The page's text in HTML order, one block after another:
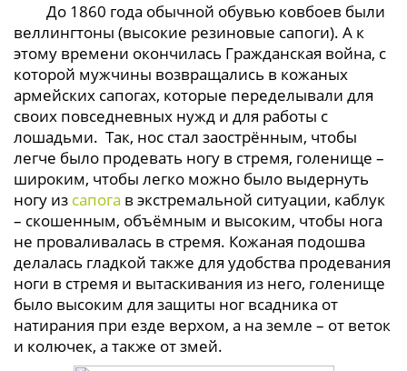
До 1860 года обычной обувью ковбоев были
веллингтоны (высокие резиновые сапоги). А к
этому времени окончилась Гражданская война, с
которой мужчины возвращались в кожаных
армейских сапогах, которые переделывали для
своих повседневных нужд и для работы с
лошадьми. Так, нос стал заострённым, чтобы
легче было продевать ногу в стремя, голенище –
широким, чтобы легко можно было выдернуть
ногу из сапога в экстремальной ситуации, каблук
– скошенным, объёмным и высоким, чтобы нога
не проваливалась в стремя. Кожаная подошва
делалась гладкой также для удобства продевания
ноги в стремя и вытаскивания из него, голенище
было высоким для защиты ног всадника от
натирания при езде верхом, а на земле – от веток
и колючек, а также от змей.